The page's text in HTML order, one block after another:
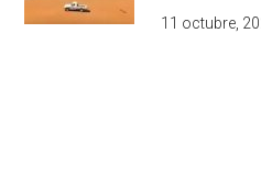
11 octubre,